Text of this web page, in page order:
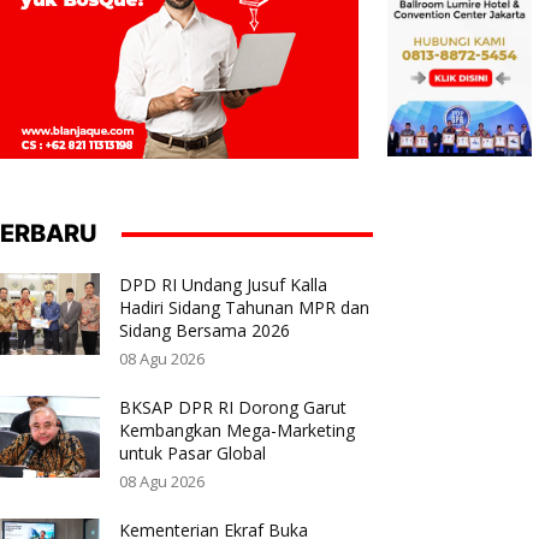
DPD RI Undang Jusuf Kalla
Hadiri Sidang Tahunan MPR dan
Sidang Bersama 2026
08 Agu 2026
BKSAP DPR RI Dorong Garut
Kembangkan Mega-Marketing
untuk Pasar Global
08 Agu 2026
Kementerian Ekraf Buka